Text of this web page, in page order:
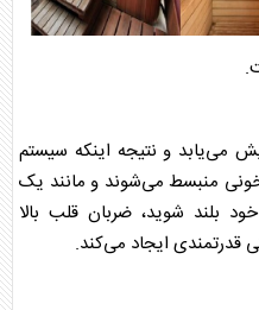
می‌یابد و نتیجه اینکه سیستم
منبسط می‌شوند و مانند یک
بلند شوید، ضربان قلب بالا
قدرتمندی ایجاد می‌کند.